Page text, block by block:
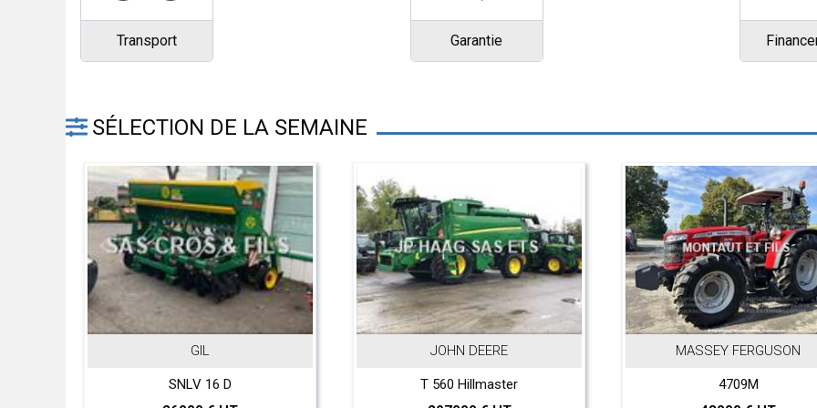
Transport Garantie
SÉLECTION DE LA SEMAINE
GIL
SNLV 16 D
JOHN DEERE
T 560 Hillmaster
MASSEY FERGUSON
4709M